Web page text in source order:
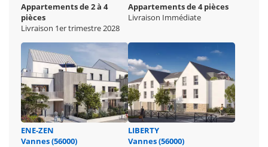
Appartements de 2 à 4
pièces
Livraison 1er trimestre 2028
Appartements de 4 pièces
Livraison Immédiate
ENE-ZEN
Vannes (56000)
LIBERTY
Vannes (56000)